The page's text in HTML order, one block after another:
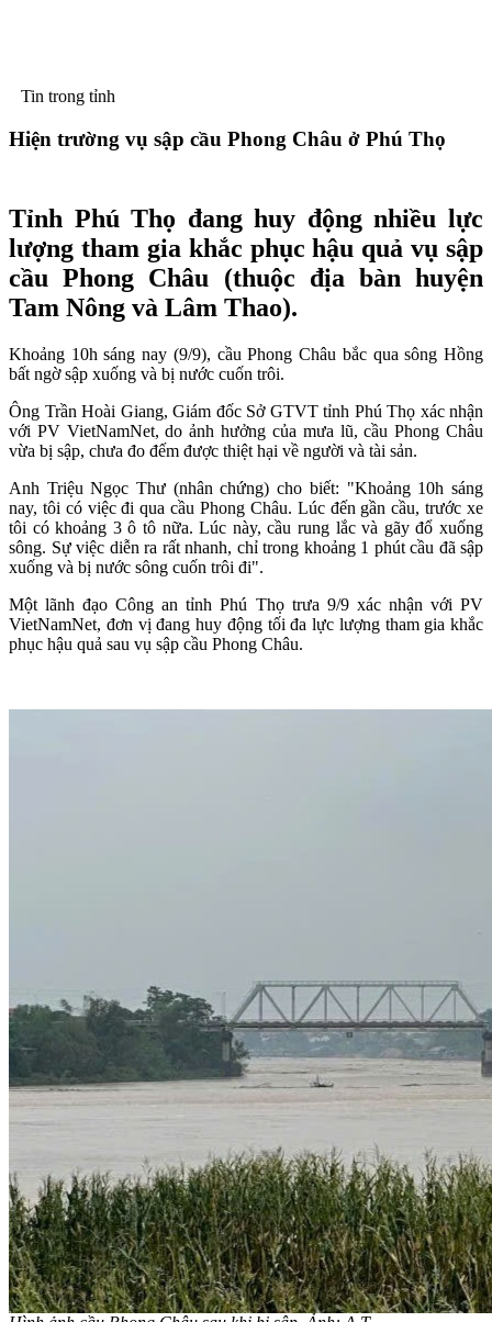
Tin trong tỉnh
Hiện trường vụ sập cầu Phong Châu ở Phú Thọ
Tỉnh Phú Thọ đang huy động nhiều lực
lượng tham gia khắc phục hậu quả vụ sập
cầu Phong Châu (thuộc địa bàn huyện
Tam Nông và Lâm Thao).
Khoảng 10h sáng nay (9/9), cầu Phong Châu bắc qua sông Hồng
bất ngờ sập xuống và bị nước cuốn trôi.
Ông Trần Hoài Giang, Giám đốc Sở GTVT tỉnh Phú Thọ xác nhận
với PV VietNamNet, do ảnh hưởng của mưa lũ, cầu Phong Châu
vừa bị sập, chưa đo đếm được thiệt hại về người và tài sản.
Anh Triệu Ngọc Thư (nhân chứng) cho biết: "Khoảng 10h sáng
nay, tôi có việc đi qua cầu Phong Châu. Lúc đến gần cầu, trước xe
tôi có khoảng 3 ô tô nữa. Lúc này, cầu rung lắc và gãy đổ xuống
sông. Sự việc diễn ra rất nhanh, chỉ trong khoảng 1 phút cầu đã sập
xuống và bị nước sông cuốn trôi đi".
Một lãnh đạo Công an tỉnh Phú Thọ trưa 9/9 xác nhận với PV
VietNamNet, đơn vị đang huy động tối đa lực lượng tham gia khắc
phục hậu quả sau vụ sập cầu Phong Châu.